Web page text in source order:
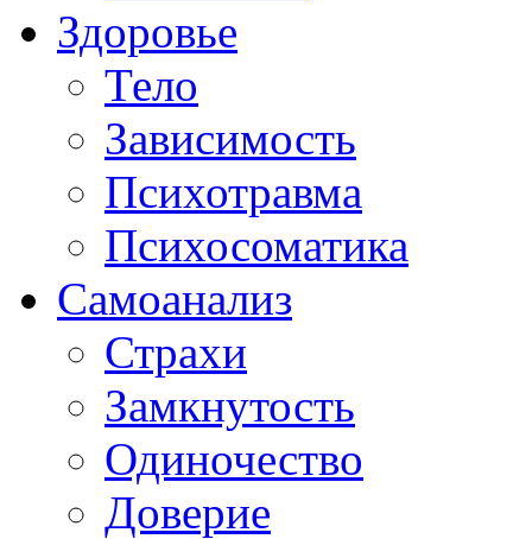
Здоровье
Тело
Зависимость
Психотравма
Психосоматика
Самоанализ
Страхи
Замкнутость
Одиночество
Доверие